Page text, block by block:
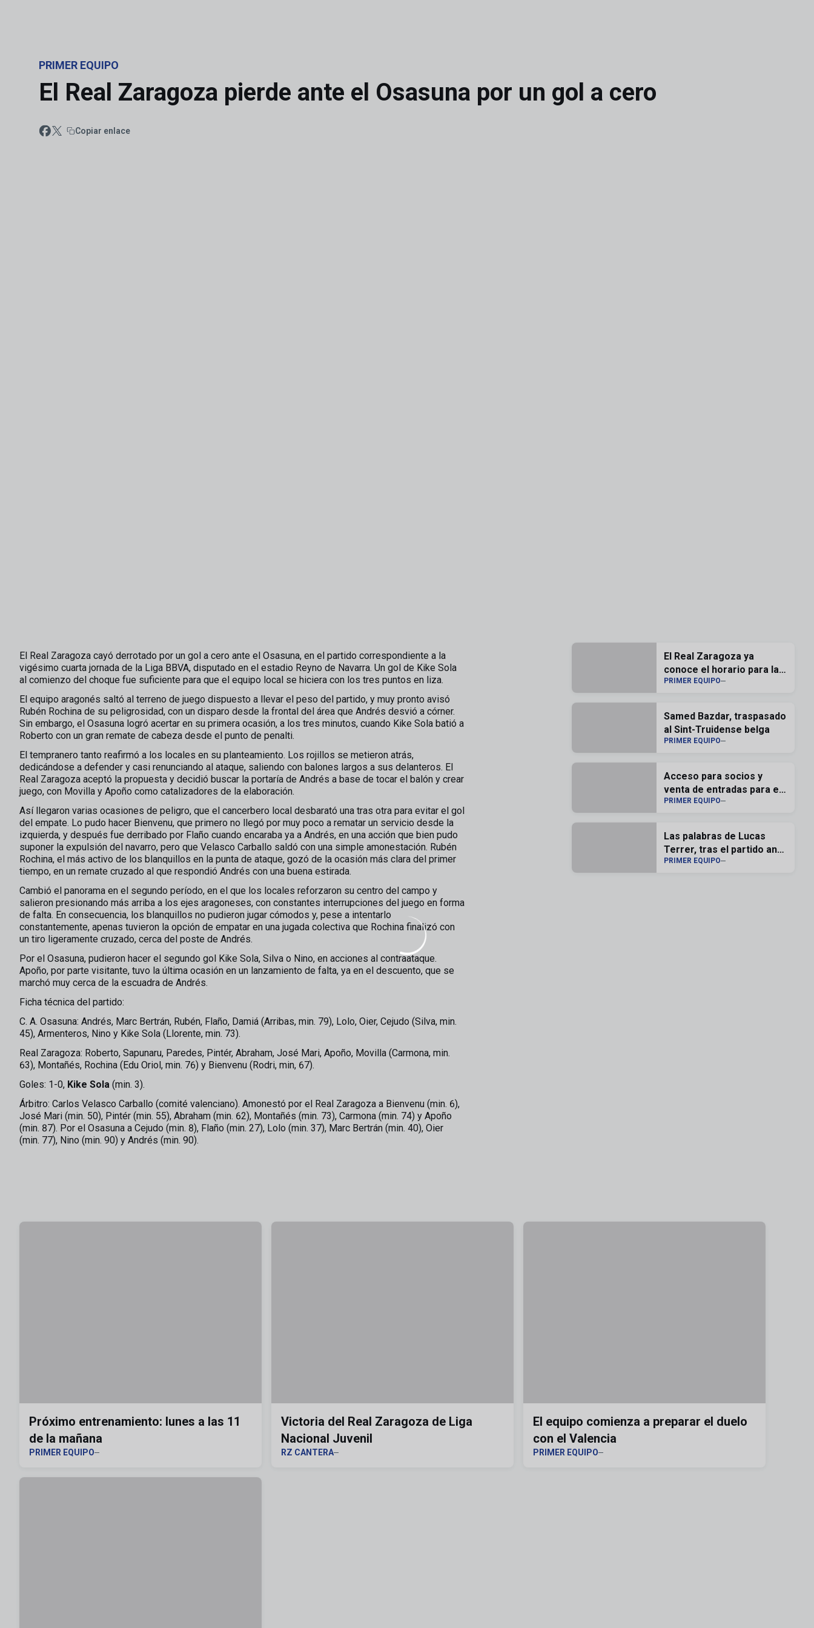
PRIMER EQUIPO
El Real Zaragoza pierde ante el Osasuna por un gol a cero
Copiar enlace
El Real Zaragoza cayó derrotado por un gol a cero ante el Osasuna, en el partido correspondiente a la
vigésimo cuarta jornada de la Liga BBVA, disputado en el estadio Reyno de Navarra. Un gol de Kike Sola
al comienzo del choque fue suficiente para que el equipo local se hiciera con los tres puntos en liza.
El equipo aragonés saltó al terreno de juego dispuesto a llevar el peso del partido, y muy pronto avisó
Rubén Rochina de su peligrosidad, con un disparo desde la frontal del área que Andrés desvió a córner.
Sin embargo, el Osasuna logró acertar en su primera ocasión, a los tres minutos, cuando Kike Sola batió a
Roberto con un gran remate de cabeza desde el punto de penalti.
El tempranero tanto reafirmó a los locales en su planteamiento. Los rojillos se metieron atrás,
dedicándose a defender y casi renunciando al ataque, saliendo con balones largos a sus delanteros. El
Real Zaragoza aceptó la propuesta y decidió buscar la portaría de Andrés a base de tocar el balón y crear
juego, con Movilla y Apoño como catalizadores de la elaboración.
Así llegaron varias ocasiones de peligro, que el cancerbero local desbarató una tras otra para evitar el gol
del empate. Lo pudo hacer Bienvenu, que primero no llegó por muy poco a rematar un servicio desde la
izquierda, y después fue derribado por Flaño cuando encaraba ya a Andrés, en una acción que bien pudo
suponer la expulsión del navarro, pero que Velasco Carballo saldó con una simple amonestación. Rubén
Rochina, el más activo de los blanquillos en la punta de ataque, gozó de la ocasión más clara del primer
tiempo, en un remate cruzado al que respondió Andrés con una buena estirada.
Cambió el panorama en el segundo período, en el que los locales reforzaron su centro del campo y
salieron presionando más arriba a los ejes aragoneses, con constantes interrupciones del juego en forma
de falta. En consecuencia, los blanquillos no pudieron jugar cómodos y, pese a intentarlo
constantemente, apenas tuvieron la opción de empatar en una jugada colectiva que Rochina finalizó con
un tiro ligeramente cruzado, cerca del poste de Andrés.
Por el Osasuna, pudieron hacer el segundo gol Kike Sola, Silva o Nino, en acciones al contraataque.
Apoño, por parte visitante, tuvo la última ocasión en un lanzamiento de falta, ya en el descuento, que se
marchó muy cerca de la escuadra de Andrés.
Ficha técnica del partido:
C. A. Osasuna: Andrés, Marc Bertrán, Rubén, Flaño, Damiá (Arribas, min. 79), Lolo, Oier, Cejudo (Silva, min.
45), Armenteros, Nino y Kike Sola (Llorente, min. 73).
Real Zaragoza: Roberto, Sapunaru, Paredes, Pintér, Abraham, José Mari, Apoño, Movilla (Carmona, min.
63), Montañés, Rochina (Edu Oriol, min. 76) y Bienvenu (Rodri, min, 67).
Goles: 1-0, Kike Sola (min. 3).
Árbitro: Carlos Velasco Carballo (comité valenciano). Amonestó por el Real Zaragoza a Bienvenu (min. 6),
José Mari (min. 50), Pintér (min. 55), Abraham (min. 62), Montañés (min. 73), Carmona (min. 74) y Apoño
(min. 87). Por el Osasuna a Cejudo (min. 8), Flaño (min. 27), Lolo (min. 37), Marc Bertrán (min. 40), Oier
(min. 77), Nino (min. 90) y Andrés (min. 90).
El Real Zaragoza ya
conoce el horario para la
segunda jornada de liga
PRIMER EQUIPO
Samed Bazdar, traspasado
al Sint-Truidense belga
PRIMER EQUIPO
Acceso para socios y
venta de entradas para el
Memorial Carlos Lapetra
PRIMER EQUIPO
Las palabras de Lucas
Terrer, tras el partido ante
el Andorra
PRIMER EQUIPO
Próximo entrenamiento: lunes a las 11
de la mañana
PRIMER EQUIPO
Victoria del Real Zaragoza de Liga
Nacional Juvenil
RZ CANTERA
El equipo comienza a preparar el duelo
con el Valencia
PRIMER EQUIPO